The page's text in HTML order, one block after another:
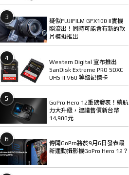
3
疑似FUJIFILM GFX100 II實機
照流出！同時可能會有新的軟
片模擬推出
4
Western Digital 宣布推出
SanDisk Extreme PRO SDXC
UHS-II V60 等級記憶卡
5
GoPro Hero 12重磅發表！續航
力大升級，建議售價新台幣
14,900元
6
傳聞GoPro將於9月6日發表最
新運動攝影機GoPro Hero 12？